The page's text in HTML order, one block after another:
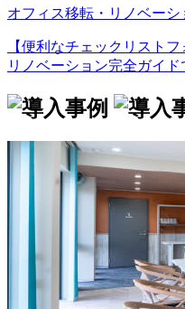
オフィス移転・リノベーシ
【便利なチェックリスト
リノベーション完全ガイド